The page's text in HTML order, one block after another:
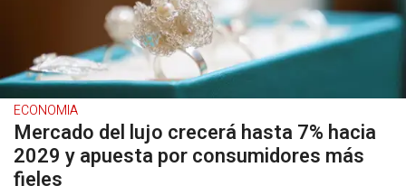
ECONOMIA
Mercado del lujo crecerá hasta 7% hacia
2029 y apuesta por consumidores más
fieles